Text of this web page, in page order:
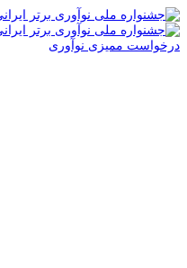
درخواست ممیزی نوآوری